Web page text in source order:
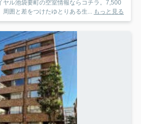
ル池袋要町の空室情報ならコチラ。7,500
囲と差をつけたゆとりある生...
もっと見る